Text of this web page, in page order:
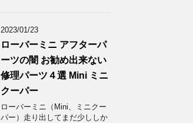
2023/01/23
ローバーミニ アフターパ
ーツの闇 お勧め出来ない
修理パーツ４選 Mini ミニ
クーパー
ローバーミニ（Mini、ミニクー
パー）走り出してまだ少ししか